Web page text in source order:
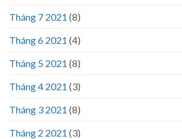
Tháng 7 2021 (8)
Tháng 6 2021 (4)
Tháng 5 2021 (8)
Tháng 4 2021 (3)
Tháng 3 2021 (8)
Tháng 2 2021 (3)